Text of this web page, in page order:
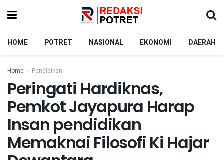
HOME POTRET NASIONAL EKONOMI DAERAH
Home Pendidikan
Peringati Hardiknas,
Pemkot Jayapura Harap
Insan pendidikan
Memaknai Filosofi Ki Hajar